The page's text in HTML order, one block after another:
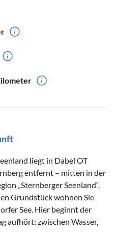
liegt in Dabel OT
entfernt – mitten in der
„Sternberger Seenland“.
Grundstück wohnen Sie
See. Hier beginnt der
aufhört: zwischen Wasser,